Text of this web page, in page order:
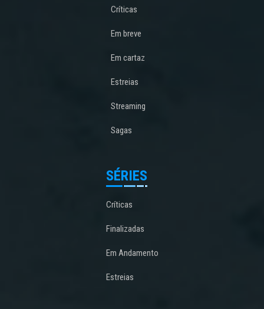
Críticas
Em breve
Em cartaz
Estreias
Streaming
Sagas
SÉRIES
Críticas
Finalizadas
Em Andamento
Estreias